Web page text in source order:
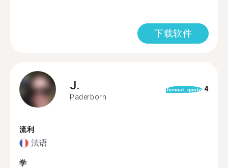
下载软件
J.
Paderborn
format_quote 4
流利
法语
学